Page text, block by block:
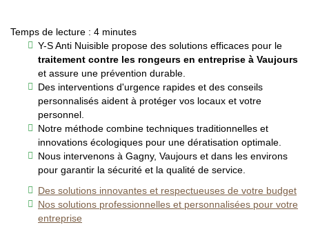
Temps de lecture : 4 minutes
Y-S Anti Nuisible propose des solutions efficaces pour le
traitement contre les rongeurs en entreprise à Vaujours
et assure une prévention durable.
Des interventions d'urgence rapides et des conseils
personnalisés aident à protéger vos locaux et votre
personnel.
Notre méthode combine techniques traditionnelles et
innovations écologiques pour une dératisation optimale.
Nous intervenons à Gagny, Vaujours et dans les environs
pour garantir la sécurité et la qualité de service.
Des solutions innovantes et respectueuses de votre budget
Nos solutions professionnelles et personnalisées pour votre
entreprise